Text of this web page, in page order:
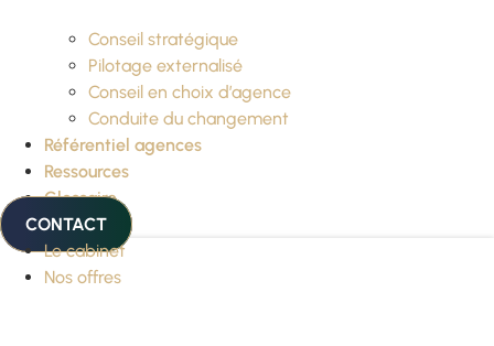
Conseil stratégique
Pilotage externalisé
Conseil en choix d’agence
Conduite du changement
Référentiel agences
Ressources
Glossaire
CONTACT
Le cabinet
Nos offres